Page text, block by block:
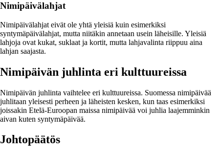
Nimipäivälahjat
Nimipäivälahjat eivät ole yhtä yleisiä kuin esimerkiksi
syntymäpäivälahjat, mutta niitäkin annetaan usein läheisille. Yleisiä
lahjoja ovat kukat, suklaat ja kortit, mutta lahjavalinta riippuu aina
lahjan saajasta.
Nimipäivän juhlinta eri kulttuureissa
Nimipäivän juhlinta vaihtelee eri kulttuureissa. Suomessa nimipäivää
juhlitaan yleisesti perheen ja läheisten kesken, kun taas esimerkiksi
joissakin Etelä-Euroopan maissa nimipäivää voi juhlia laajemminkin
aivan kuten syntymäpäivää.
Johtopäätös